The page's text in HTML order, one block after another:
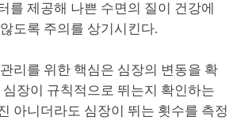
를 제공해 나쁜 수면의 질이 건강에
도록 주의를 상기시킨다.
리를 위한 핵심은 심장의 변동을 확
심장이 규칙적으로 뛰는지 확인하는
아니더라도 심장이 뛰는 횟수를 측정